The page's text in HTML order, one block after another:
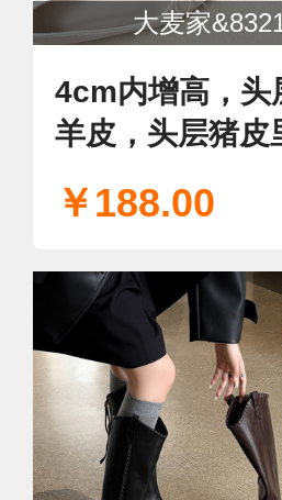
大麦家
4cm内增高，头
羊皮，头层猪皮
￥188.00